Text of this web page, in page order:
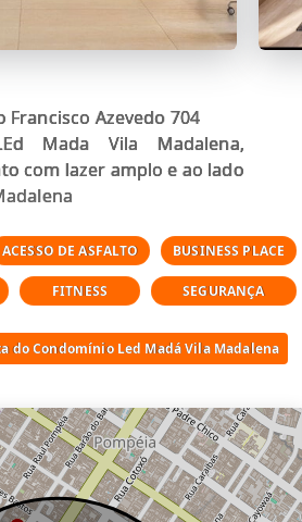
Francisco Azevedo 704
Mada Vila Madalena,
com lazer amplo e ao lado
ACESSO DE ASFALTO BUSINESS PLACE
FITNESS SEGURANÇA
do Condomínio Led Madá Vila Madalena